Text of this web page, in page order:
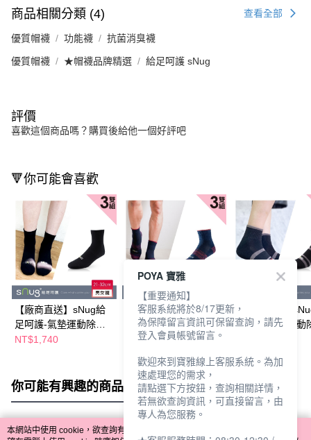
商品相關分類 (4) 查看全部
優質帽襪 功能襪 抗菌消臭襪
優質帽襪 ★帽襪品牌精選 給足呵護 sNug
評價
喜歡這個商品嗎？購買後給他一個好評吧
🔻你可能會喜歡
【廠商直送】sNug給
足呵護-氣墊運動除臭
襪-黑色-三雙入(多尺寸
NT$1,740
【廠商直送】sNug給
足呵護-氣墊運動除臭
襪-丈青-三雙入(多尺寸
NT$1,740
【廠商直送】
足呵護-氣墊運動
你可能有興趣的商品 全站排行
本網站中使用 cookie，欲查詢有關本網站使用 cookie 方式之詳情，及若您不希
POYA 寶雅
【重要通知】
客服系統將於8/17更新，
為保障留言資訊可保留查詢，請先
登入會員帳號留言。
歡迎來到寶雅線上客服系統。為加
速處理您的需求，
請點選下方按鈕，查詢相關詳情，
若無欲查詢資訊，可直接留言，由
專人為您服務。